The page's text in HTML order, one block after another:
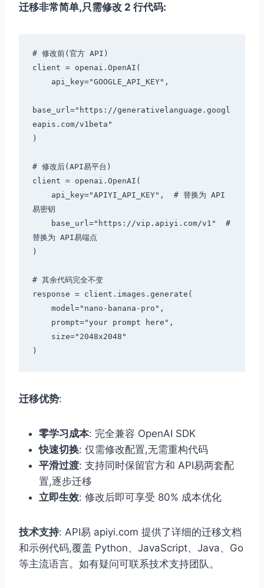
迁移非常简单,只需修改 2 行代码:
# 修改前(官方 API)
client = openai.OpenAI(
base_url="https://generativelanguage.googl
eapis.com/v1beta"
)
# 修改后(API易平台)
client = openai.OpenAI(
易密钥
替换为 API易端点
)
# 其余代码完全不变
response = client.images.generate(
迁移优势:
零学习成本: 完全兼容 OpenAI SDK
快速切换: 仅需修改配置,无需重构代码
平滑过渡: 支持同时保留官方和 API易两套配
置,逐步迁移
立即生效: 修改后即可享受 80% 成本优化
技术支持: API易 apiyi.com 提供了详细的迁移文档
和示例代码,覆盖 Python、JavaScript、Java、Go
等主流语言。如有疑问可联系技术支持团队。